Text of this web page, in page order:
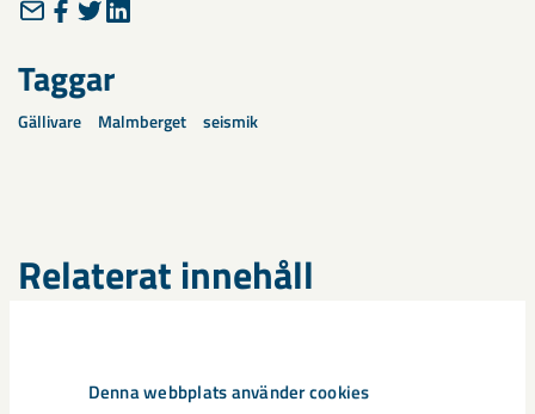
Denna webbplats använder cookies
Taggar
Gällivare Malmberget seismik
Relaterat innehåll